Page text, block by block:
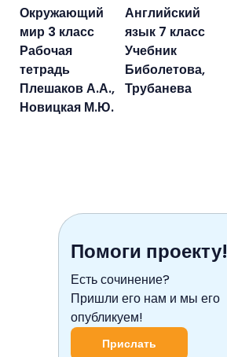
Окружающий
мир 3 класс
Рабочая
тетрадь
Плешаков А.А.,
Новицкая М.Ю.
Английский
язык 7 класс
Учебник
Биболетова,
Трубанева
Помоги проекту!
Есть сочинение?
Пришли его нам и мы его
опубликуем!
Прислать